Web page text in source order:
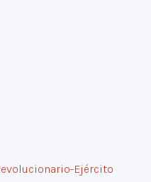
Ejército